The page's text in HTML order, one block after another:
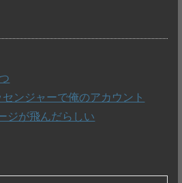
ンジャーで俺のアカウント
ジが飛んだらしい